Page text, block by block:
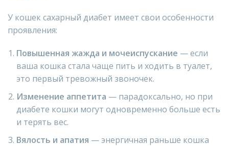
У кошек сахарный диабет имеет свои особенности
проявления:
Повышенная жажда и мочеиспускание — если
ваша кошка стала чаще пить и ходить в туалет,
это первый тревожный звоночек.
Изменение аппетита — парадоксально, но при
диабете кошки могут одновременно больше есть
и терять вес.
Вялость и апатия — энергичная раньше кошка